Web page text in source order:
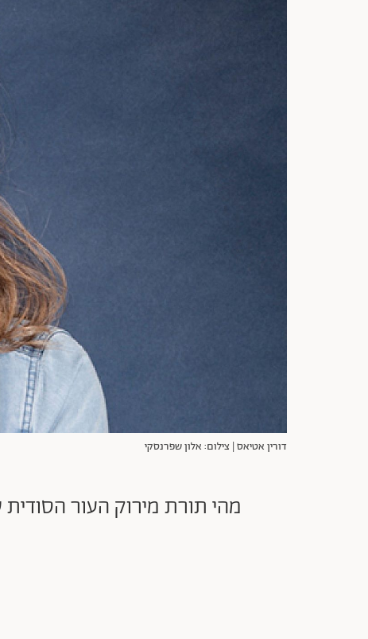
דורין אטיאס | צילום: אלון שפרנסקי
מהי תורת מירוק העור הסודית